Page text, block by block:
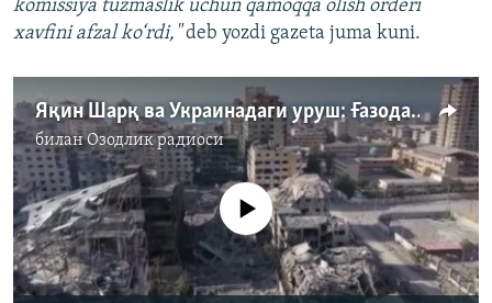
komissiya tuzmaslik uchun qamoqqa olish orderi
xavfini afzal ko‘rdi,"deb yozdi gazeta juma kuni.
Яқин Шарқ ва Украинадаги уруш: Ғазода 1 ярим миллион аҳоли уйларини тарк этган
биланОзодлик радиоси
Айни дамда медиа-манба мавжуд эмас